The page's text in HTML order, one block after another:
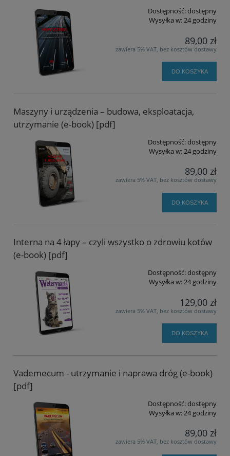
Dostępność:dostępny
Wysyłka w:24 godziny
89,00 zł
zawiera 5% VAT, bez kosztów dostawy
DO KOSZYKA
Maszyny i urządzenia – budowa, eksploatacja,
utrzymanie (e-book) [pdf]
Dostępność:dostępny
Wysyłka w:24 godziny
89,00 zł
zawiera 5% VAT, bez kosztów dostawy
DO KOSZYKA
Interna na 4 łapy – czyli wszystko o zdrowiu kotów
(e-book) [pdf]
Dostępność:dostępny
Wysyłka w:24 godziny
129,00 zł
zawiera 5% VAT, bez kosztów dostawy
DO KOSZYKA
Vademecum - utrzymanie i naprawa dróg (e-book)
[pdf]
Dostępność:dostępny
Wysyłka w:24 godziny
89,00 zł
zawiera 5% VAT, bez kosztów dostawy